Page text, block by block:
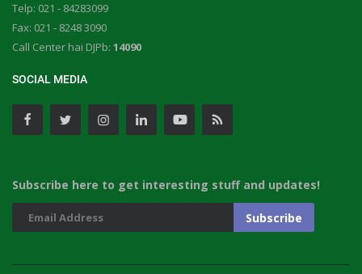
Telp: 021 - 84283099
Fax: 021 - 8248 3090
Call Center hai DJPb: 14090
SOCIAL MEDIA
Subscribe here to get interesting stuff and updates!